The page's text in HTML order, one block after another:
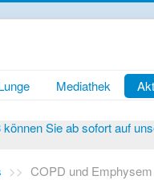
Mediathek
Sie ab sofort auf
>> COPD und Emphysem